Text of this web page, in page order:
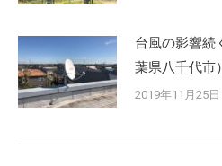
台風の影響
葉県八千代市）
2019年11月25日